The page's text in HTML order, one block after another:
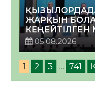
ЖАРҚЫН
КЕҢЕЙТІЛГЕН
05.08.2026
1 2 3 … 741